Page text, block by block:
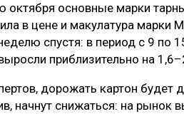
октября основные марки
в цене и макулатура марки
спустя: в период с 9 по
приблизительно на
дорожать картон будет
начнут снижаться: на рынок